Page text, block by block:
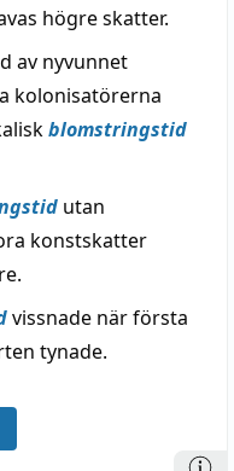
högre skatter.
av nyvunnet
kolonisatörerna
blomstringstid
utan
konstskatter
vissnade när första
tynade.